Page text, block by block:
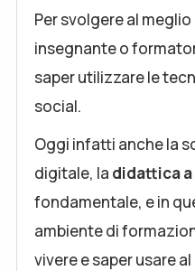
Per svolgere al
insegnante o
saper utilizzare le
social.
Oggi infatti anche la
digitale, la didattica
fondamentale, e in
ambiente di
vivere e saper usare